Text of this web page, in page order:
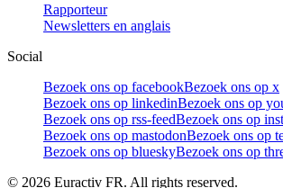
Rapporteur
Newsletters en anglais
Social
Bezoek ons op facebookBezoek ons op x
Bezoek ons op linkedinBezoek ons op
Bezoek ons op rss-feedBezoek ons op
Bezoek ons op mastodonBezoek ons op
Bezoek ons op blueskyBezoek ons op
© 2026 Euractiv FR. All rights reserved.